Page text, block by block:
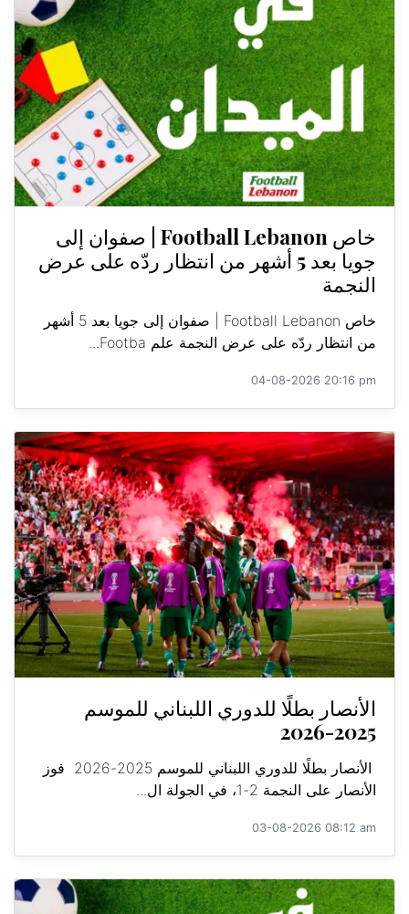
خاص Football Lebanon | صفوان إلى
جويا بعد 5 أشهر من انتظار ردّه على عرض
النجمة
خاص Football Lebanon | صفوان إلى جويا بعد 5 أشهر
من انتظار ردّه على عرض النجمة علم Footba...
04-08-2026 20:16 pm
الأنصار بطلًا للدوري اللبناني للموسم
2025-2026
الأنصار بطلًا للدوري اللبناني للموسم 2025-2026 فوز
الأنصار على النجمة 2-1، في الجولة ال...
03-08-2026 08:12 am